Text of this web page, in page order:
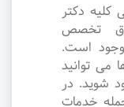
دکتر
تخصص
است.
می توانید
شوید. در
خدمات